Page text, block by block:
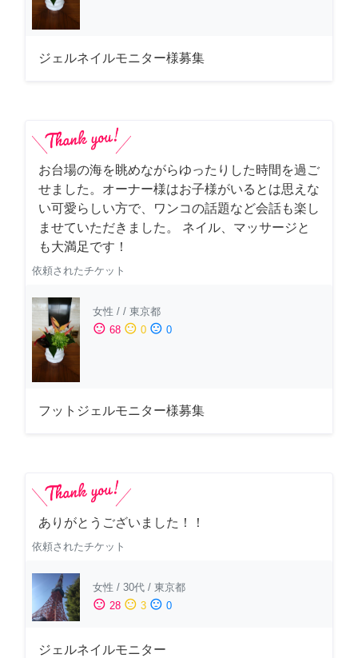
ジェルネイルモニター様募集
お台場の海を眺めながらゆったりした時間を過ご
せました。オーナー様はお子様がいるとは思えな
い可愛らしい方で、ワンコの話題など会話も楽し
ませていただきました。 ネイル、マッサージと
も大満足です！
依頼されたチケット
女性 / / 東京都
sentiment_satisfied 68 sentiment_neutral 0 sentiment_dissatisfied 0
フットジェルモニター様募集
ありがとうございました！！
依頼されたチケット
女性 / 30代 / 東京都
sentiment_satisfied 28 sentiment_neutral 3 sentiment_dissatisfied 0
ジェルネイルモニター